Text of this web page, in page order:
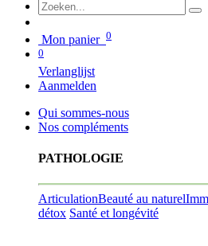
Mon panier 0
0
Verlanglijst
Aanmelden
Qui sommes-nous
Nos compléments
PATHOLOGIE
ArticulationBeauté au naturel
détox Santé et longévité